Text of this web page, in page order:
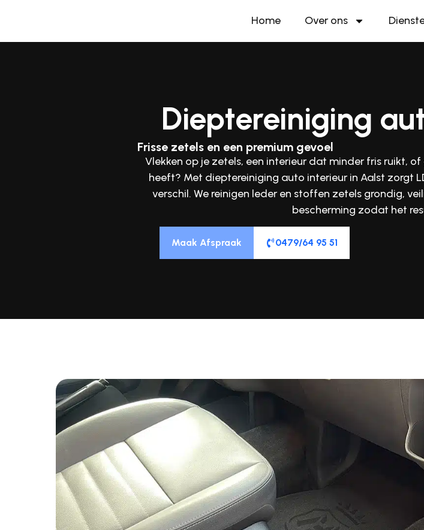
Home Over ons
Dieptereiniging
Frisse zetels en een premium gevoel
Vlekken op je zetels, een interieur dat minder fris ruikt,
heeft? Met dieptereiniging auto interieur in Aalst zorgt
verschil. We reinigen leder en stoffen zetelsgrondig,
bescherming zodat het
Maak Afspraak 0479/64 95 51